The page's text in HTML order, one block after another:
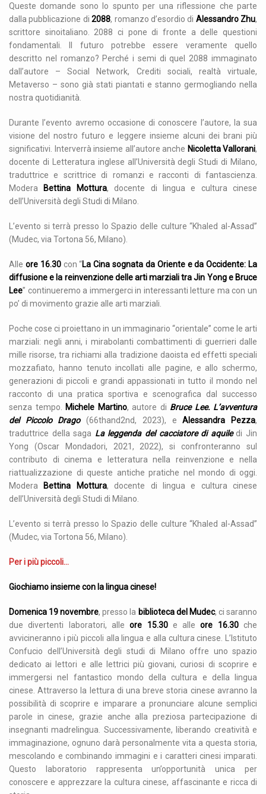
Queste domande sono lo spunto per una riflessione che parte
dalla pubblicazione di2088, romanzo d’esordio di Alessandro Zhu,
scrittore sinoitaliano. 2088 ci pone di fronte a delle questioni
fondamentali. Il futuro potrebbe essere veramente quello
descritto nel romanzo? Perché i semi di quel 2088 immaginato
dall’autore – Social Network, Crediti sociali, realtà virtuale,
Metaverso – sono già stati piantati e stanno germogliando nella
nostra quotidianità.
Durante l’evento avremo occasione di conoscere l’autore, la sua
visione del nostro futuro e leggere insieme alcuni dei brani più
significativi. Interverrà insieme all’autore anche Nicoletta Vallorani,
docente di Letteratura inglese all’Università degli Studi di Milano,
traduttrice e scrittrice di romanzi e racconti di fantascienza.
Modera
Bettina Mottura, docente di lingua e cultura cinese
dell’Università degli Studi di Milano.
L’evento si terrà presso lo Spazio delle culture “Khaled al-Assad”
(Mudec, via Tortona 56, Milano).
Alle ore 16.30con “La Cina sognata da Oriente e da Occidente: La
diffusione e la reinvenzione delle arti marziali tra Jin Yong e Bruce
Lee” continueremo a immergerci in interessanti letture ma con un
po’ di movimento grazie alle arti marziali.
Poche cose ci proiettano in un immaginario “orientale” come le arti
marziali: negli anni, i mirabolanti combattimenti di guerrieri dalle
mille risorse, tra richiami alla tradizione daoista ed effetti speciali
mozzafiato, hanno tenuto incollati alle pagine, e allo schermo,
generazioni di piccoli e grandi appassionati in tutto il mondo nel
racconto di una pratica sportiva e scenografica dal successo
senza tempo.
Michele Martino, autore di Bruce Lee. L’avventura
del Piccolo Drago(66thand2nd, 2023), eAlessandra Pezza,
traduttrice della saga La leggenda del cacciatore di aquiledi Jin
Yong (Oscar Mondadori, 2021, 2022), si confronteranno sul
contributo di cinema e letteratura nella reinvenzione e nella
riattualizzazione di queste antiche pratiche nel mondo di oggi.
Modera
Bettina Mottura, docente di lingua e cultura cinese
dell’Università degli Studi di Milano.
L’evento si terrà presso lo Spazio delle culture “Khaled al-Assad”
(Mudec, via Tortona 56, Milano).
Per i più piccoli…
Giochiamo insieme con la lingua cinese!
Domenica 19 novembre, presso la biblioteca del Mudec, ci saranno
due divertenti laboratori, alleore 15.30e alle ore 16.30che
avvicineranno i più piccoli alla lingua e alla cultura cinese. L’Istituto
Confucio dell’Università degli studi di Milano offre uno spazio
dedicato ai lettori e alle lettrici più giovani, curiosi di scoprire e
immergersi nel fantastico mondo della cultura e della lingua
cinese. Attraverso la lettura di una breve storia cinese avranno la
possibilità di scoprire e imparare a pronunciare alcune semplici
parole in cinese, grazie anche alla preziosa partecipazione di
insegnanti madrelingua. Successivamente, liberando creatività e
immaginazione, ognuno darà personalmente vita a questa storia,
mescolando e combinando immagini e i caratteri cinesi imparati.
Questo laboratorio rappresenta un’opportunità unica per
conoscere e apprezzare la cultura cinese, affascinante e ricca di